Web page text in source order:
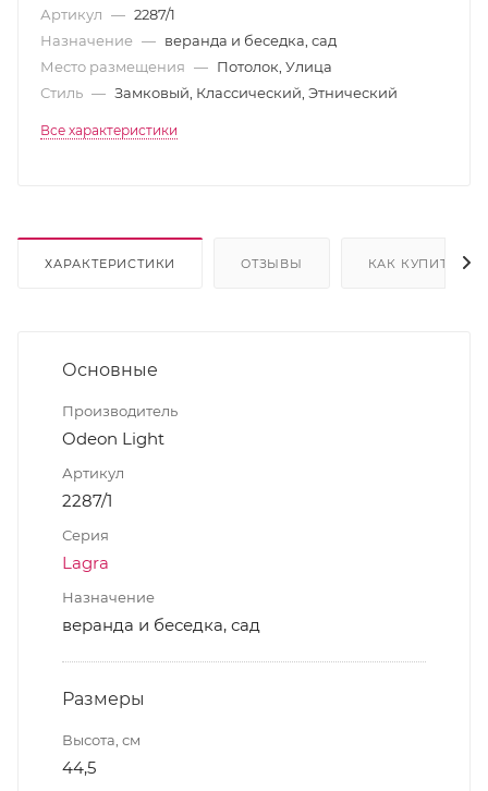
Артикул — 2287/1
Назначение — веранда и беседка, сад
Место размещения — Потолок, Улица
Стиль — Замковый, Классический, Этнический
Все характеристики
ХАРАКТЕРИСТИКИ ОТЗЫВЫ КАК КУПИТЬ
Основные
Производитель
Odeon Light
Артикул
2287/1
Серия
Lagra
Назначение
веранда и беседка, сад
Размеры
Высота, см
44,5